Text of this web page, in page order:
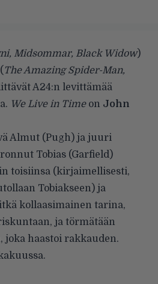
Midsommar, Black Widow)
( The Amazing Spider-Man,
A24:n levittämää
We Live in Timeon John
Almut (Pugh) ja juuri
Tobias (Garfield)
toisiinsa (kirjaimellisesti,
Tobiakseen) ja
kollaasimainen tarina,
ja törmätään
joka haastoi rakkauden.